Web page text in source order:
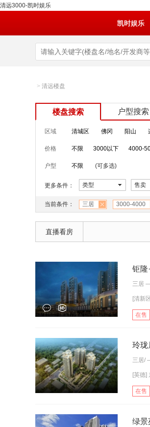
清远3000-凯时娱乐
凯时娱乐
> 清远楼盘
楼盘搜索 户型搜索
区域 清城区 佛冈 阳山
价格 不限 3000以下 4000-
户型 不限 (可多选)
更多条件： 类型 售卖
当前条件： 三居 3000-4000
直播看房
钜隆
三居
[清新
在售
玲珑
三居/
[英德]
在售
绿景